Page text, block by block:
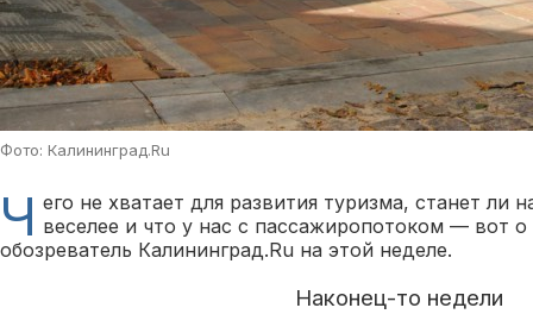
Фото: Калининград.Ru
Ч его не хватает для развития туризма, станет ли
веселее и что у нас с пассажиропотоком — вот о
обозреватель Калининград.Ru на этой неделе.
Наконец-то недели